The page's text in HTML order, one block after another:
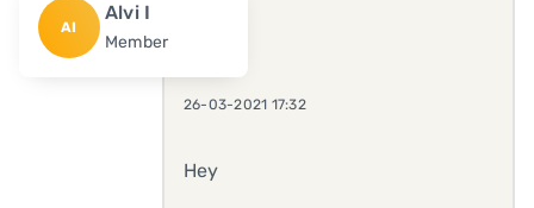
AI
Alvi I
Member
26-03-2021 17:32
Hey